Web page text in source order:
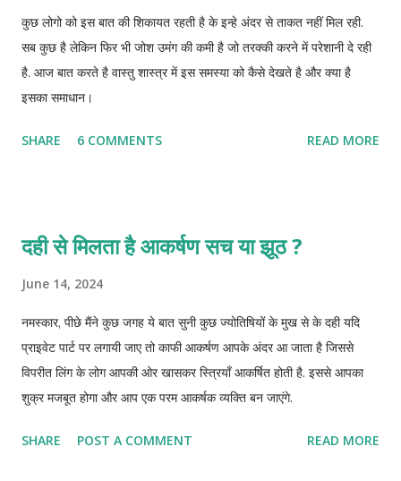
कुछ लोगो को इस बात की शिकायत रहती है के इन्हे अंदर से ताकत नहीं मिल रही.
सब कुछ है लेकिन फिर भी जोश उमंग की कमी है जो तरक्की करने में परेशानी दे रही
है. आज बात करते है वास्तु शास्त्र में इस समस्या को कैसे देखते है और क्या है
इसका समाधान।
SHARE 6 COMMENTS READ MORE
दही से मिलता है आकर्षण सच या झूठ ?
June 14, 2024
नमस्कार, पीछे मैंने कुछ जगह ये बात सुनी कुछ ज्योतिषियों के मुख से के दही यदि
प्राइवेट पार्ट पर लगायी जाए तो काफी आकर्षण आपके अंदर आ जाता है जिससे
विपरीत लिंग के लोग आपकी ओर खासकर स्त्रियाँ आकर्षित होती है. इससे आपका
शुक्र मजबूत होगा और आप एक परम आकर्षक व्यक्ति बन जाएंगे.
SHARE POST A COMMENT READ MORE